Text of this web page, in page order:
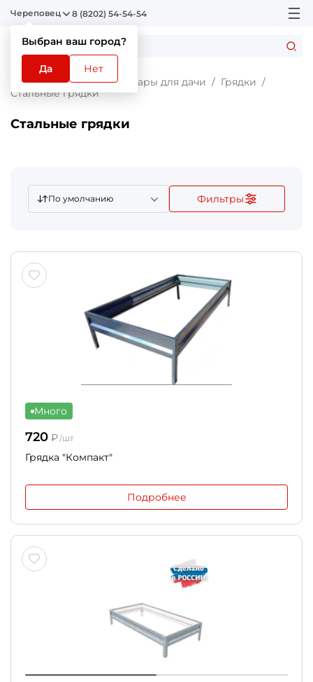
Череповец
Выбран ваш город?
Да Нет
8 (8202) 54-54-54
Главная Каталог Товары для дачи
Грядки
Стальные грядки
Стальные грядки
По умолчанию Фильтры
Много
720 ₽/шт
Грядка "Компакт"
Подробнее